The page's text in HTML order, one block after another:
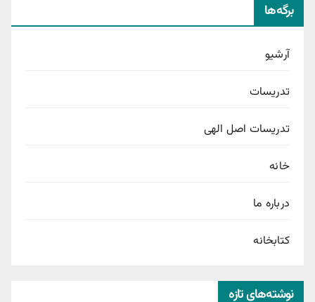
برگه‌ها
آرشیو
تدریسات
تدریسات اصل الهی
خانه
درباره ما
کتابخانه
نوشته‌های تازه